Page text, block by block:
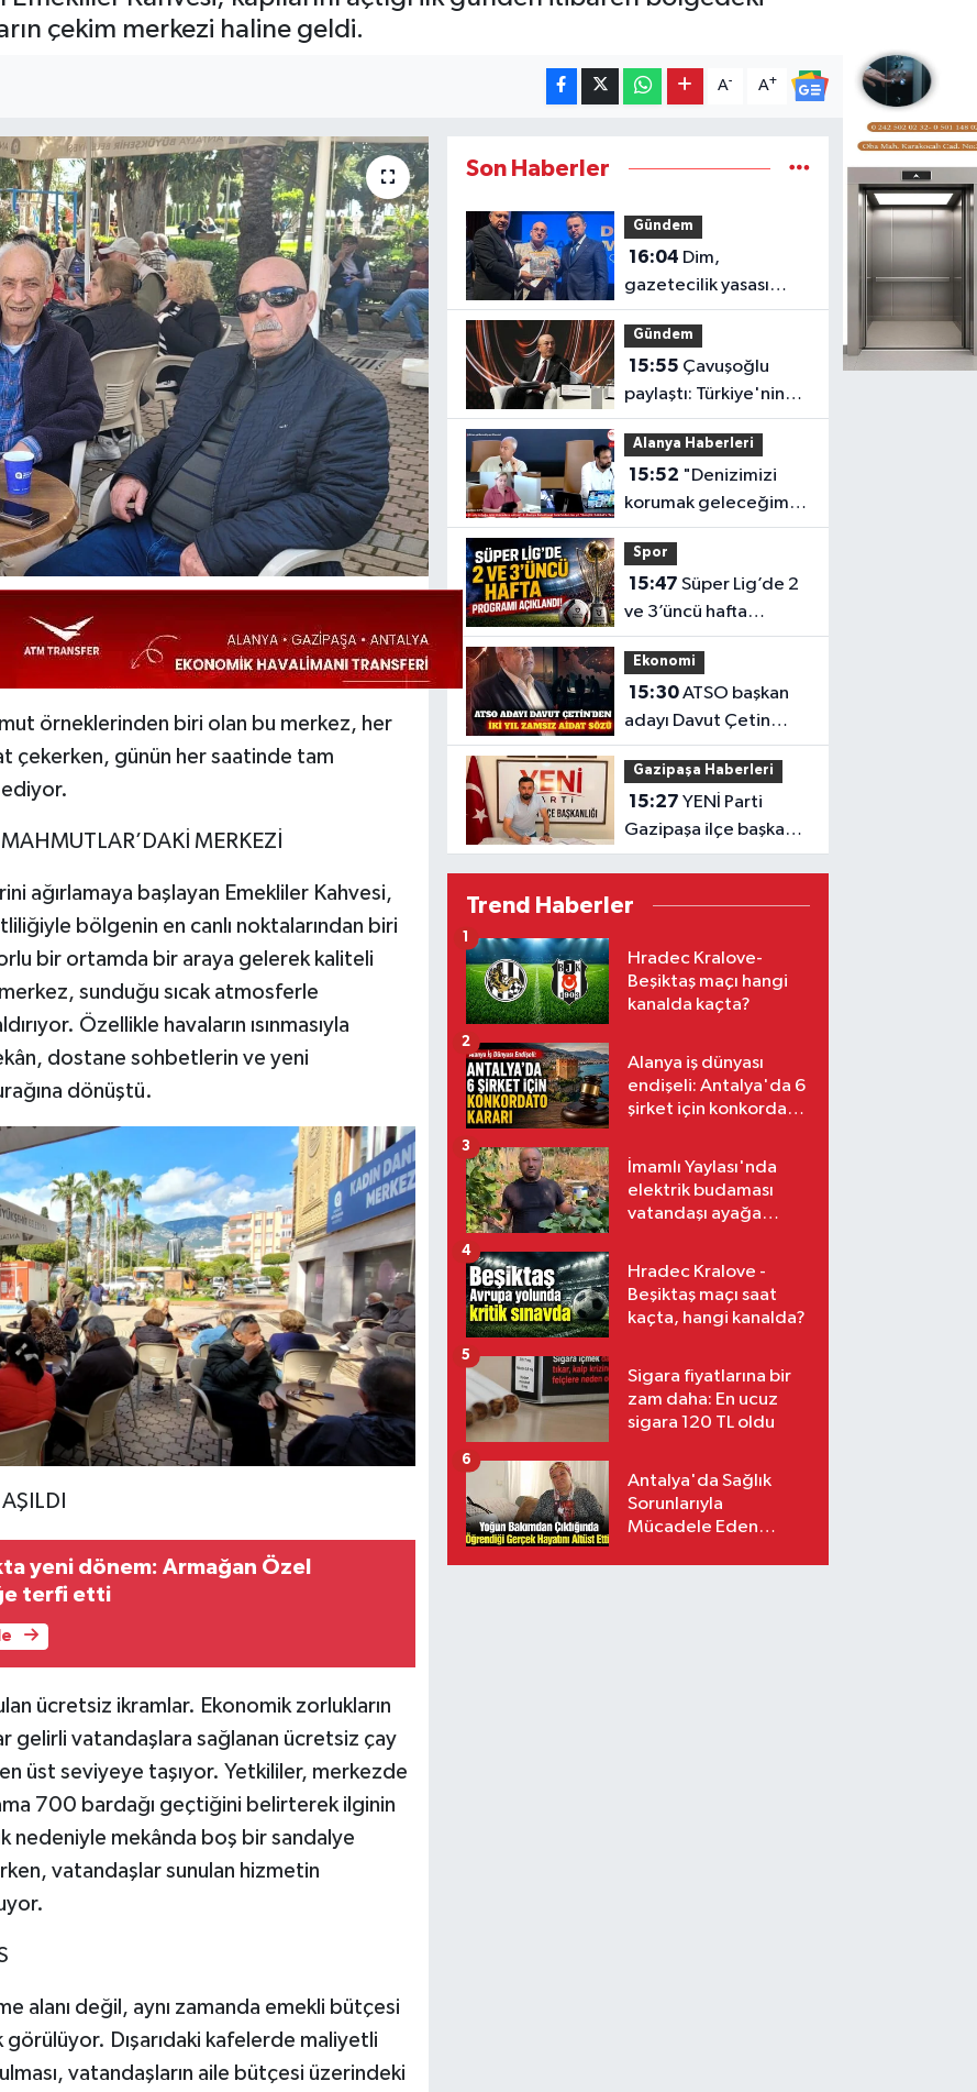
çekim merkezi haline geldi.
A- A+
örneklerinden biri olan bu merkez, her
çekerken, günün her saatinde tam
MERKEZİ
ağırlamaya başlayan Emekliler Kahvesi,
bölgenin en canlı noktalarından biri
bir ortamda bir araya gelerek kaliteli
sunduğu sıcak atmosferle
Özellikle havaların ısınmasıyla
dostane sohbetlerin ve yeni
dönüştü.
yeni dönem: Armağan Özel
terfi etti
ücretsiz ikramlar. Ekonomik zorlukların
gelirli vatandaşlara sağlanan ücretsiz çay
üst seviyeye taşıyor. Yetkililer, merkezde
700 bardağı geçtiğini belirterek ilginin
nedeniyle mekânda boş bir sandalye
vatandaşlar sunulan hizmetin
alanı değil, aynı zamanda emekli bütçesi
Dışarıdaki kafelerde maliyetli
vatandaşların aile bütçesi üzerindeki
Son Haberler
Gündem
16:04
gazetecilik yasası
taslağını Bakan
Gürlek'e sundu
Gündem
15:55
paylaştı: Türkiye'nin
gurur tablosu ceyrek
asra sığdı
Alanya Haberleri
15:52
korumak geleceğimizi
korumaktır"
Spor
15:47 Süper Lig’de 2
ve 3’üncü hafta
programı açıklandı
Ekonomi
15:30ATSO başkan
adayı Davut Çetin
Kepez'de seçim
ofisini açtı
Gazipaşa Haberleri
15:27 YENİ Parti
Gazipaşa ilçe başkanı
ifadeye çağırıldı
Trend Haberler
Hradec Kralove-
Beşiktaş maçı hangi
kanalda kaçta?
1
Alanya iş dünyası
endişeli: Antalya'da 6
şirket için konkordato
2
İmamlı Yaylası'nda
elektrik budaması
vatandaşı ayağa
3
Hradec Kralove -
Beşiktaş maçı saat
kaçta, hangi kanalda?
4
Sigara fiyatlarına bir
zam daha: En ucuz
sigara 120 TL oldu
5
Antalya'da Sağlık
Sorunlarıyla
Mücadele Eden
6